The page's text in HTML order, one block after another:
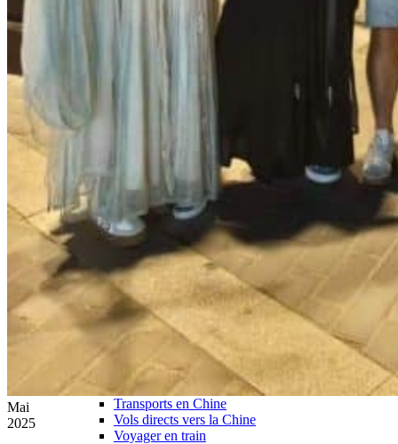
Notre agence
Notre agence en Chine
Réseau Asian Roads
Avis de nos voyageurs
Voyages d’affaires en Chine
Voyage scolaire et culturel en Chine
La Chine & ses secrets
Cuisines de Chine
Les Minorités Ethniques Chinoises
Fêtes traditionnelles & vacances en Chine
Les signes astrologiques Chinois
Les plus belles montagnes de Chine
Les plus belles balades de Chine
La Chine vue du ciel
Visiter la Chine pour voir le monde
Les langues en Chine : une étonnante diversité
Préparer son voyage en Chine
Notre sélection d’hôtels en Chine
Météo & climat
Obtention Visa Voyage Chine
Comment communiquer depuis la Chine ?
Maîtrisez les mots essentiels
Transports en Chine
Vols directs vers la Chine
Voyager en train
Mai
2025